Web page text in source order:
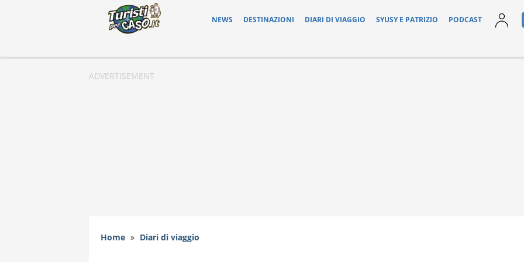
NEWS DESTINAZIONI DIARI DI VIAGGIO SYUSY E PATRIZIO PODCAST
Home » Diari di viaggio